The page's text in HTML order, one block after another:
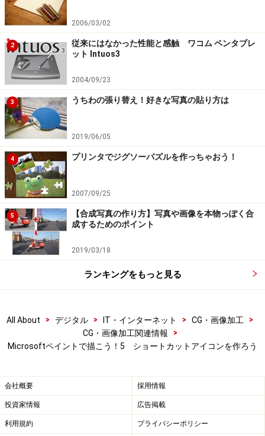
2006/03/02
2
従来にはなかった性能と感触 ワコム ペンタブレ
ット Intuos3
2004/09/23
3 うちわの張り替え！好きな写真の貼り方は
2019/06/05
4 プリンタでジグソーパズルを作っちゃおう！
2007/09/25
5
【合成写真の作り方】写真や画像を本物っぽく合
成するためのポイント
2019/03/18
ランキングをもっと見る
All About > デジタル > IT・インターネット > CG・画像加工
>
CG・画像加工関連情報
>
Microsoftペイントで描こう！5 ショートカットアイコンを作ろう
会社概要 採用情報
投資家情報 広告掲載
利用規約 プライバシーポリシー